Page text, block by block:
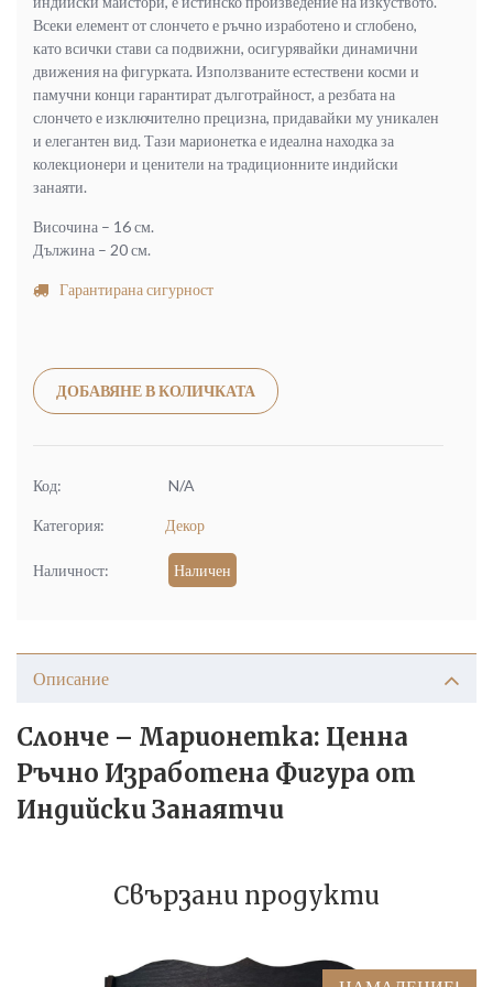
Всеки елемент от слончето е ръчно изработено и сглобено,
като всички стави са подвижни, осигурявайки динамични
движения на фигурката. Използваните естествени косми и
памучни конци гарантират дълготрайност, а резбата на
слончето е изключително прецизна, придавайки му уникален
и елегантен вид. Тази марионетка е идеална находка за
колекционери и ценители на традиционните индийски
занаяти.
Височина – 16 см.
Дължина – 20 см.
Гарантирана сигурност
ДОБАВЯНЕ В КОЛИЧКАТА
Код: N/A
Категория: Декор
Наличност: Наличен
Описание
Слонче – Марионетка: Ценна
Ръчно Изработена Фигура от
Индийски Занаятчи
Свързани продукти